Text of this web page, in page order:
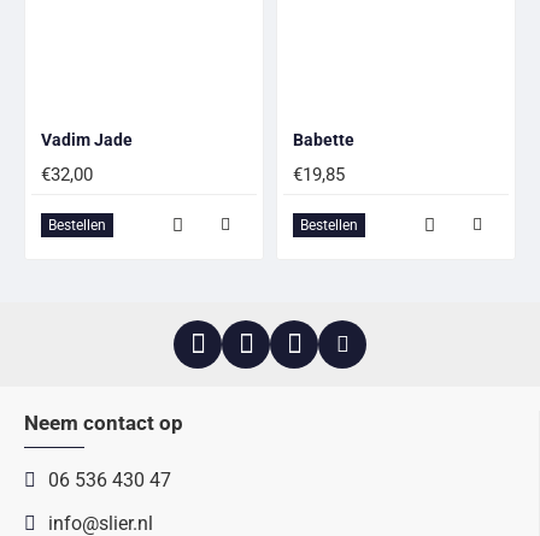
Vadim Jade
€32,00
Bestellen
Babette
€19,85
Bestellen
Neem contact op
06 536 430 47
info@slier.nl